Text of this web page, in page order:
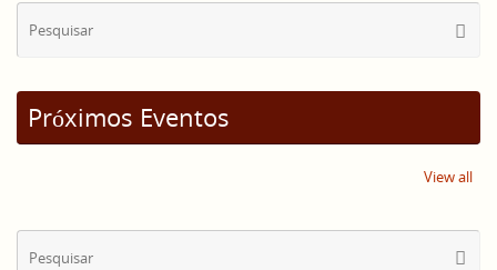
Próximos Eventos
View all